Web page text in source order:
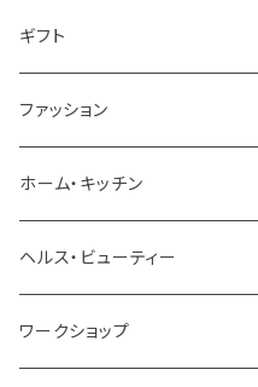
ギフト
ベストセラーギフト
プチギフト
お祝い
結婚祝い
お礼・お返し
ファッション
バッグ
財布＆キーケース＆カードケース
腕時計＆ファッション小物
ホーム・キッチン
家具＆収納
インテリア雑貨
ヘルス・ビューティー
スキンケア
ワークショップ